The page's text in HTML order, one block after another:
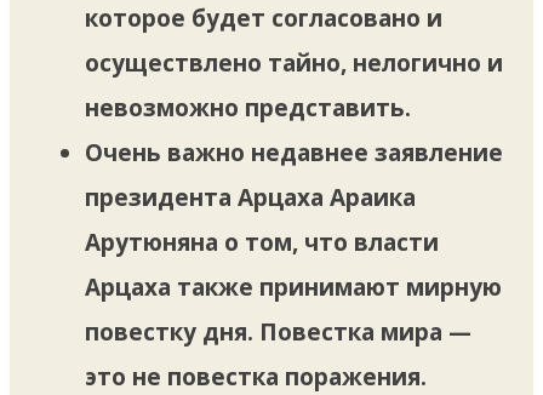
которое будет согласовано и
осуществлено тайно, нелогично и
невозможно представить.
Очень важно недавнее заявление
президента Арцаха Араика
Арутюняна о том, что власти
Арцаха также принимают мирную
повестку дня. Повестка мира —
это не повестка поражения.